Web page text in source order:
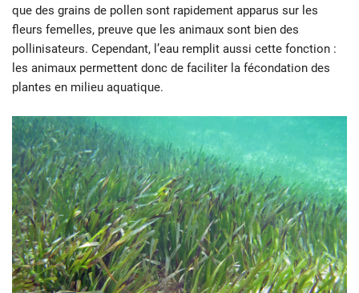
que des grains de pollen sont rapidement apparus sur les
fleurs femelles, preuve que les animaux sont bien des
pollinisateurs. Cependant, l’eau remplit aussi cette fonction :
les animaux permettent donc de faciliter la fécondation des
plantes en milieu aquatique.